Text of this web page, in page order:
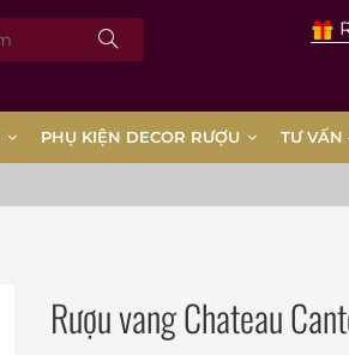
PHỤ KIỆN DECOR RƯỢU TƯ VẤN
Rượu vang Chateau